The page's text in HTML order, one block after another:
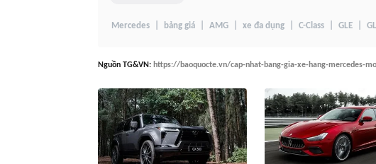
Mercedes bảng giá AMG xe đa dụng C-Class GLE
Nguồn TG&VN: https://baoquocte.vn/cap-nhat-bang-gia-xe-hang-mercedes-